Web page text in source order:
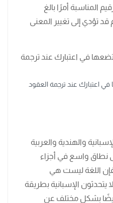
المناسبة أمرًا بالغ
قد تؤدي إلى تغيير المعنى
اعتبارك عند ترجمة العقود
والهندية والعربية
نطاق واسع في أجزاء
اللغة ليست هي
الإسبانية بطريقة
بشكل مختلف عن